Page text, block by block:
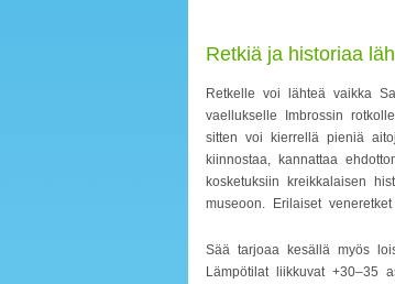
Retkiä ja historiaa
Retkelle voi lähteä vaikka
vaellukselle Imbrossin
sitten voi kierrellä pieniä
kiinnostaa, kannattaa
kosketuksiin kreikkalaisen
museoon. Erilaiset
Sää tarjoaa kesällä myös
Lämpötilat liikkuvat +30–35